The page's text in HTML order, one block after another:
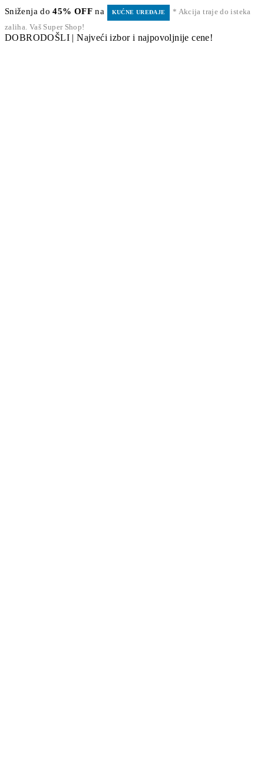
Sniženja do45% OFF na KUĆNE UREĐAJE
* Akcija traje do isteka
zaliha. Vaš Super Shop!
DOBRODOŠLI | Najveći izbor i najpovoljnije cene!